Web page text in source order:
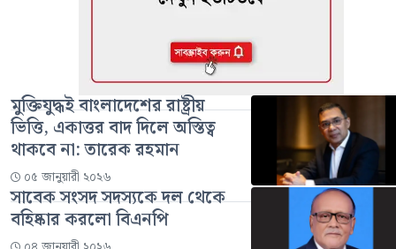
মুক্তিযুদ্ধই বাংলাদেশের রাষ্ট্রীয়
ভিত্তি, একাত্তর বাদ দিলে অস্তিত্ব
থাকবে না: তারেক রহমান
০৫ জানুয়ারী ২০২৬
সাবেক সংসদ সদস্যকে দল থেকে
বহিষ্কার করলো বিএনপি